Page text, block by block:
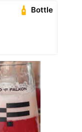
Bottle